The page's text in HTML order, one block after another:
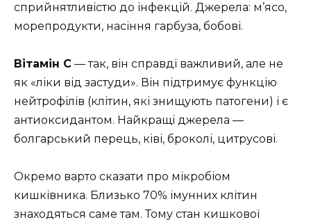
сприйнятливістю до інфекцій. Джерела: м’ясо,
морепродукти, насіння гарбуза, бобові.
Вітамін С — так, він справді важливий, але не
як «ліки від застуди». Він підтримує функцію
нейтрофілів (клітин, які знищують патогени) і є
антиоксидантом. Найкращі джерела —
болгарський перець, ківі, броколі, цитрусові.
Окремо варто сказати про мікробіом
кишківника. Близько 70% імунних клітин
знаходяться саме там. Тому стан кишкової